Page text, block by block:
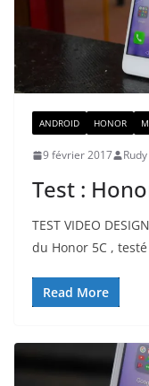
ANDROID HONOR
9 février 2017 Rudy
Test :
TEST VIDEO
du Honor 5C ,
Read More